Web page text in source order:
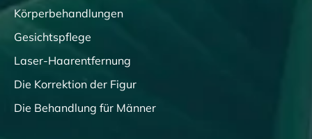
Körperbehandlungen
Gesichtspflege
Laser-Haarentfernung
Die Korrektion der Figur
Die Behandlung für Männer